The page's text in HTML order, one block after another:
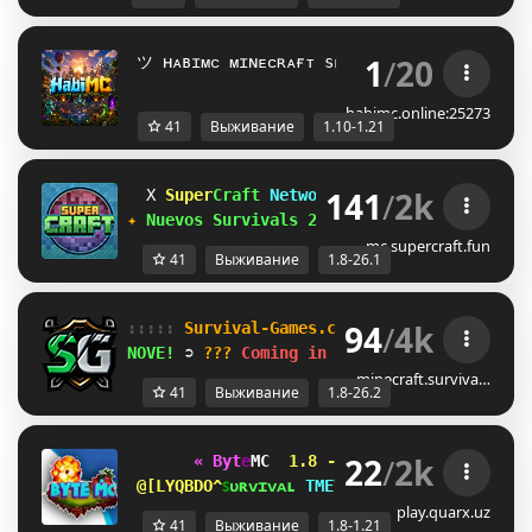
ツ ʜᴀʙɪᴍᴄ ᴍɪɴᴇᴄʀᴀғᴛ sᴇʀᴠᴇʀ | 1.10 - 1.21
1/20
habimc.online:25273
41 Выживание 1.10-1.21
G SuperCraft Network [1.8-26.1]
✦ Nuevos Survivals 26.1 ·
141/2k
mc.supercraft.fun
41 Выживание 1.8-26.1
::::: Survival-Games.cz ::::: [ 26.2
NOVE! ➲ ??? Coming in 1d 2h
94/4k
minecraft.surviva…
41 Выживание 1.8-26.2
« ByteMC 1.8 - 1.21 ✭ ✭ ✭
OLMQHJKL[ꜱᴜʀᴠɪᴠᴀʟ QWWQ]T\ᴀɴ ᴀʀxɪʏ MDZP@QJ
22/2k
play.quarx.uz
41 Выживание 1.8-1.21